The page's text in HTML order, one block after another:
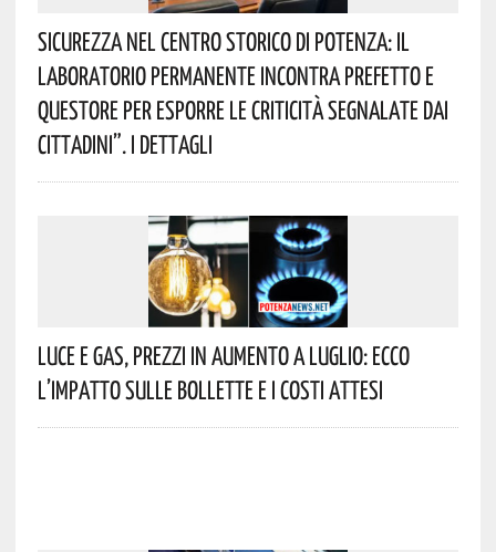
Sicurezza Nel Centro Storico Di Potenza: Il
Laboratorio Permanente Incontra Prefetto E
Questore Per Esporre Le Criticità Segnalate Dai
Cittadini”. I Dettagli
Luce E Gas, Prezzi In Aumento A Luglio: Ecco
L’impatto Sulle Bollette E I Costi Attesi